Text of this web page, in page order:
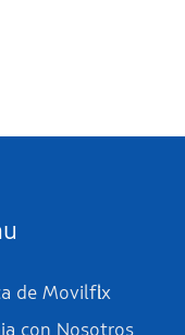
de Movilflix